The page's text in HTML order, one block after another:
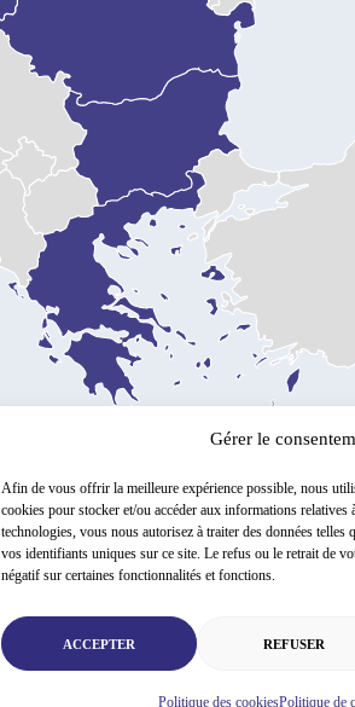
Gérer le
Afin de vous offrir la meilleure expérience possible, nous
cookies pour stocker et/ou accéder aux informations relatives
technologies, vous nous autorisez à traiter des données
vos identifiants uniques sur ce site. Le refus ou le retrait de
négatif sur certaines fonctionnalités et fonctions.
ACCEPTER REFUSER
Politique des cookiesPolitique de
T. +32 2 513 95